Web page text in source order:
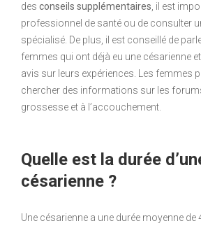
des conseils supplémentaires, il est
professionnel de santé ou de consulter
spécialisé. De plus, il est conseillé de
femmes qui ont déjà eu une césarienne
avis sur leurs expériences. Les femmes
chercher des informations sur les
grossesse et à l’accouchement.
Quelle est la durée
césarienne ?
Une césarienne a une durée moyenne de